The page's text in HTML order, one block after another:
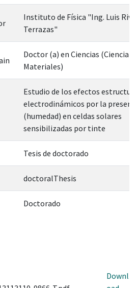
Instituto de Física "Ing. Luis
Terrazas"
Doctor (a) en Ciencias (Ciencia
Materiales)
Estudio de los efectos
electrodinámicos por la
(humedad) en celdas solares
sensibilizadas por tinte
Tesis de doctorado
doctoralThesis
Doctorado
Downl